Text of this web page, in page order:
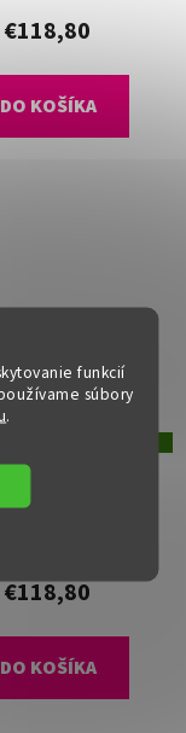
funkcií
súbory
.
€118,80
DO KOŠÍKA
kreslo - STORM,
látka
€118,80
DO KOŠÍKA